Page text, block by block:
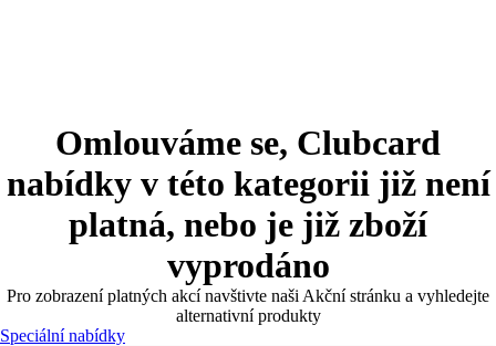
Omlouváme se, Clubcard
nabídky v této kategorii již není
platná, nebo je již zboží
vyprodáno
Pro zobrazení platných akcí navštivte naši Akční stránku a vyhledejte
alternativní produkty
Speciální nabídky